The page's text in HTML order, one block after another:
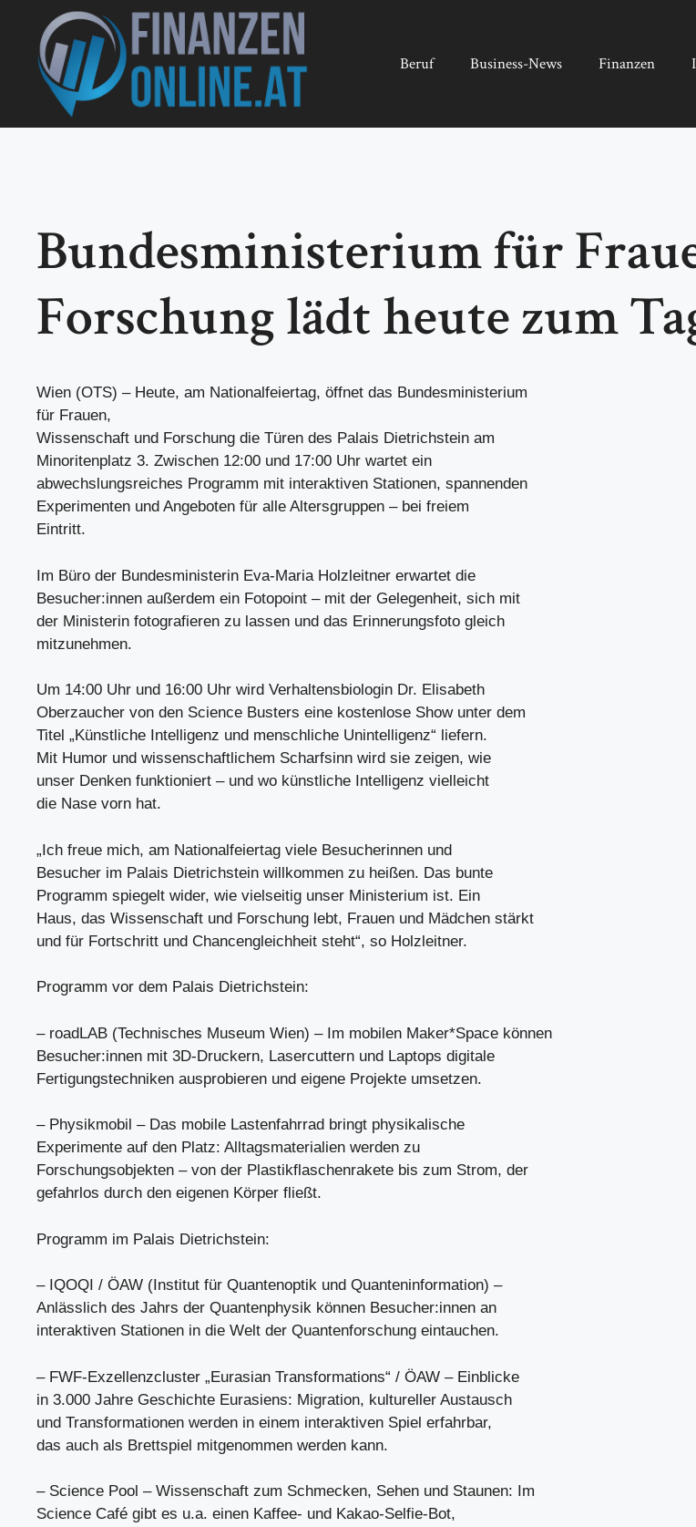
springen
Beruf Business-News Finanzen
Bundesministerium für
Forschung lädt heute zum
Wien (OTS) – Heute, am Nationalfeiertag, öffnet das Bundesministerium
für Frauen,
Wissenschaft und Forschung die Türen des Palais Dietrichstein am
Minoritenplatz 3. Zwischen 12:00 und 17:00 Uhr wartet ein
abwechslungsreiches Programm mit interaktiven Stationen, spannenden
Experimenten und Angeboten für alle Altersgruppen – bei freiem
Eintritt.
Im Büro der Bundesministerin Eva-Maria Holzleitner erwartet die
Besucher:innen außerdem ein Fotopoint – mit der Gelegenheit, sich mit
der Ministerin fotografieren zu lassen und das Erinnerungsfoto gleich
mitzunehmen.
Um 14:00 Uhr und 16:00 Uhr wird Verhaltensbiologin Dr. Elisabeth
Oberzaucher von den Science Busters eine kostenlose Show unter dem
Titel „Künstliche Intelligenz und menschliche Unintelligenz“ liefern.
Mit Humor und wissenschaftlichem Scharfsinn wird sie zeigen, wie
unser Denken funktioniert – und wo künstliche Intelligenz vielleicht
die Nase vorn hat.
„Ich freue mich, am Nationalfeiertag viele Besucherinnen und
Besucher im Palais Dietrichstein willkommen zu heißen. Das bunte
Programm spiegelt wider, wie vielseitig unser Ministerium ist. Ein
Haus, das Wissenschaft und Forschung lebt, Frauen und Mädchen stärkt
und für Fortschritt und Chancengleichheit steht“, so Holzleitner.
Programm vor dem Palais Dietrichstein:
– roadLAB (Technisches Museum Wien) – Im mobilen Maker*Space können
Besucher:innen mit 3D-Druckern, Lasercuttern und Laptops digitale
Fertigungstechniken ausprobieren und eigene Projekte umsetzen.
– Physikmobil – Das mobile Lastenfahrrad bringt physikalische
Experimente auf den Platz: Alltagsmaterialien werden zu
Forschungsobjekten – von der Plastikflaschenrakete bis zum Strom, der
gefahrlos durch den eigenen Körper fließt.
Programm im Palais Dietrichstein:
– IQOQI / ÖAW (Institut für Quantenoptik und Quanteninformation) –
Anlässlich des Jahrs der Quantenphysik können Besucher:innen an
interaktiven Stationen in die Welt der Quantenforschung eintauchen.
– FWF-Exzellenzcluster „Eurasian Transformations“ / ÖAW – Einblicke
in 3.000 Jahre Geschichte Eurasiens: Migration, kultureller Austausch
und Transformationen werden in einem interaktiven Spiel erfahrbar,
das auch als Brettspiel mitgenommen werden kann.
– Science Pool – Wissenschaft zum Schmecken, Sehen und Staunen: Im
Science Café gibt es u.a. einen Kaffee- und Kakao-Selfie-Bot,